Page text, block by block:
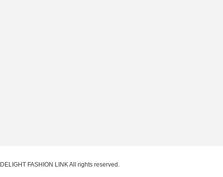
DELIGHT FASHION LINKAll rights reserved.